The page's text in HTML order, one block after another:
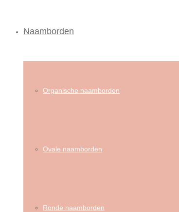
Naamborden
Organische naamborden
Ovale naamborden
Ronde naamborden